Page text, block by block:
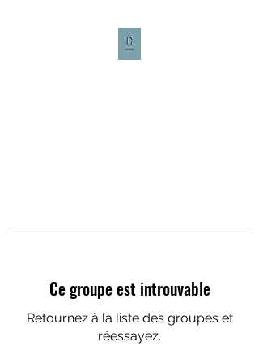
Ce groupe est introuvable
Retournez à la liste des groupes et
réessayez.